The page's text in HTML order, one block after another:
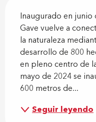
Inaugurado en junio
Gave vuelve a
la naturaleza
desarrollo de 800
en pleno centro de
mayo de 2024 se
600 metros de...
Seguir leyendo